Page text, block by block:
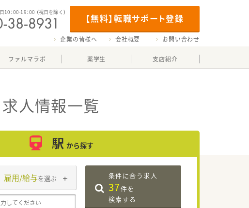
【無料】転職サポート登録
10：00-19：00 （祝日を除く）
企業の皆様へ 会社概要 お問い合わせ
ファルマラボ 薬学生 支店紹介
人情報一覧
駅 から探す
雇用/給与を選ぶ 条件に合う求人
37件を
検索する